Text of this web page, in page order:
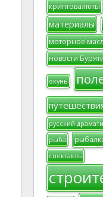
криптовалюты
материалы
моторное
новости
окунь
русский
рыба
спектакль